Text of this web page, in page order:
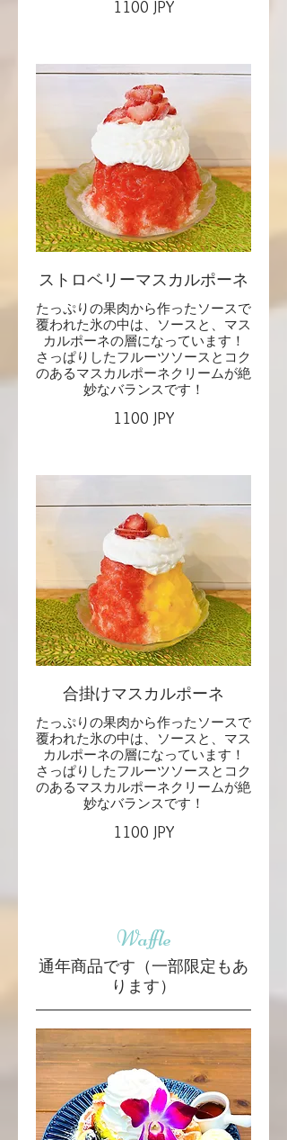
1100 JPY
ストロベリーマスカルポーネ
たっぷりの果肉から作ったソースで
覆われた氷の中は、ソースと、マス
カルポーネの層になっています！
さっぱりしたフルーツソースとコク
のあるマスカルポーネクリームが絶
妙なバランスです！
1100 JPY
合掛けマスカルポーネ
たっぷりの果肉から作ったソースで
覆われた氷の中は、ソースと、マス
カルポーネの層になっています！
さっぱりしたフルーツソースとコク
のあるマスカルポーネクリームが絶
妙なバランスです！
1100 JPY
Waffle
通年商品です（一部限定もあ
ります）